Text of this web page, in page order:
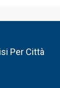
Per Città